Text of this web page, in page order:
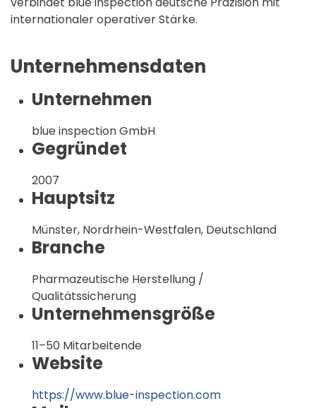
internationaler operativer Stärke.
Unternehmensdaten
Unternehmen
blue inspection GmbH
Gegründet
2007
Hauptsitz
Münster, Nordrhein-Westfalen, Deutschland
Branche
Pharmazeutische Herstellung /
Qualitätssicherung
Unternehmensgröße
11–50 Mitarbeitende
Website
https://www.blue-inspection.com